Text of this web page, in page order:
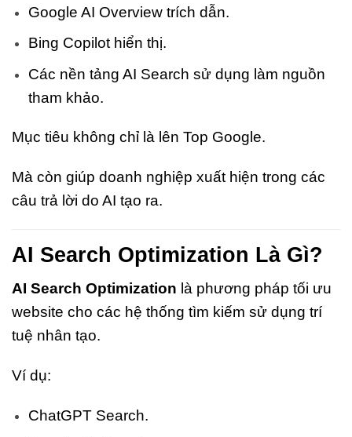
Google AI Overview trích dẫn.
Bing Copilot hiển thị.
Các nền tảng AI Search sử dụng làm nguồn
tham khảo.
Mục tiêu không chỉ là lên Top Google.
Mà còn giúp doanh nghiệp xuất hiện trong các
câu trả lời do AI tạo ra.
AI Search Optimization Là Gì?
AI Search Optimization là phương pháp tối ưu
website cho các hệ thống tìm kiếm sử dụng trí
tuệ nhân tạo.
Ví dụ:
ChatGPT Search.